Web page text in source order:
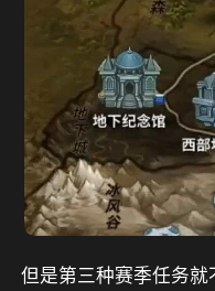
但是第三种赛季任务